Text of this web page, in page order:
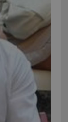
6 mesi 5